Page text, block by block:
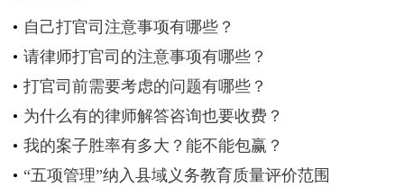
自己打官司注意事项有哪些？
请律师打官司的注意事项有哪些？
打官司前需要考虑的问题有哪些？
为什么有的律师解答咨询也要收费？
我的案子胜率有多大？能不能包赢？
“五项管理”纳入县域义务教育质量评价范围